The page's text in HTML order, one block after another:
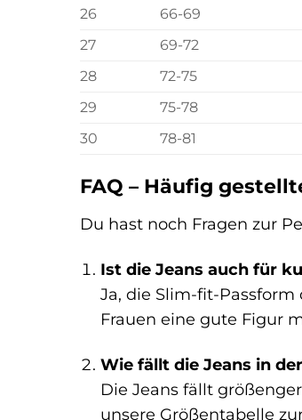
26
66-69
27
69-72
28
72-75
29
75-78
30
78-81
FAQ – Häufig
Du hast noch Fragen zur
Ist die Jeans auch für
Ja, die Slim-fit-
Frauen eine gute Figur
Wie fällt die Jeans in
Die Jeans fällt
unsere Größentabelle